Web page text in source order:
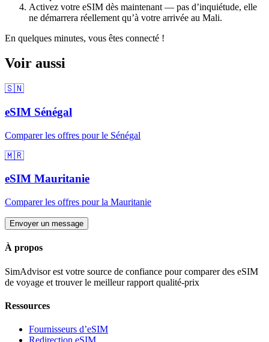
Activez votre eSIM dès maintenant — pas d’inquiétude, elle
ne démarrera réellement qu’à votre arrivée au Mali.
En quelques minutes, vous êtes connecté !
Voir aussi
🇸🇳
eSIM Sénégal
Comparer les offres pourle Sénégal
🇲🇷
eSIM Mauritanie
Comparer les offres pourla Mauritanie
Envoyer un message
À propos
SimAdvisor est votre source de confiance pour comparer des eSIM
de voyage et trouver le meilleur rapport qualité-prix
Ressources
Fournisseurs d’eSIM